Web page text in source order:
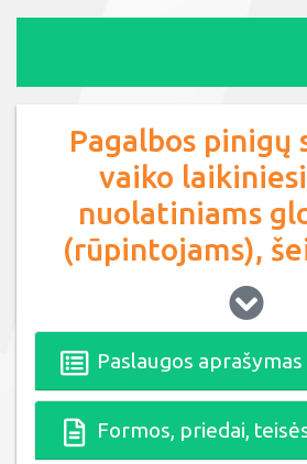
Pagalbos pinigų
vaiko
nuolatiniams
(rūpintojams),
Paslaugos aprašymas
Formos, priedai,